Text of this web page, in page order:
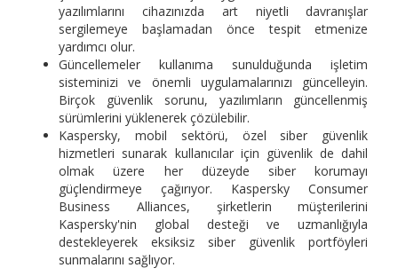
yazılımlarını cihazınızda art niyetli davranışlar
sergilemeye başlamadan önce tespit etmenize
yardımcı olur.
Güncellemeler kullanıma sunulduğunda işletim
sisteminizi ve önemli uygulamalarınızı güncelleyin.
Birçok güvenlik sorunu, yazılımların güncellenmiş
sürümlerini yüklenerek çözülebilir.
Kaspersky, mobil sektörü, özel siber güvenlik
hizmetleri sunarak kullanıcılar için güvenlik de dahil
olmak üzere her düzeyde siber korumayı
güçlendirmeye çağırıyor. Kaspersky Consumer
Business Alliances, şirketlerin müşterilerini
Kaspersky'nin global desteği ve uzmanlığıyla
destekleyerek eksiksiz siber güvenlik portföyleri
sunmalarını sağlıyor.